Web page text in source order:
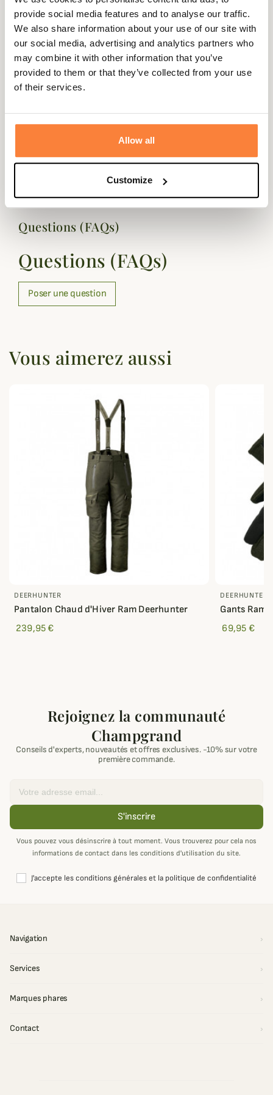
provide social media features and to analyse our traffic.
We also share information about your use of our site with
our social media, advertising and analytics partners who
may combine it with other information that you’ve
provided to them or that they’ve collected from your use
of their services.
Allow all
Customize
Le pantalon renforcé Ram est aussi doté de la membrane DEER-TEX
imperméable et coupe-vent pour faire face à toutes les conditions
météorologiques. Cette membrane est garantie 5 ans en cas de défaut
de fabrication.
Fiche technique
Homme
Coloris Vert
Questions (FAQs)
Questions (FAQs)
Poser une question
Vous aimerez aussi
DEERHUNTER
Pantalon Chaud d'Hiver Ram Deerhunter
239,95 €
DEERHUNTER
Gants Ram
69,95 €
Rejoignez la communauté
Champgrand
Conseils d'experts, nouveautés et offres exclusives. -10% sur votre
première commande.
S'inscrire
Vous pouvez vous désinscrire à tout moment. Vous trouverez pour cela nos
informations de contact dans les conditions d'utilisation du site.
J'accepte les conditions générales et la politique de confidentialité
Navigation
Services
Marques phares
Contact